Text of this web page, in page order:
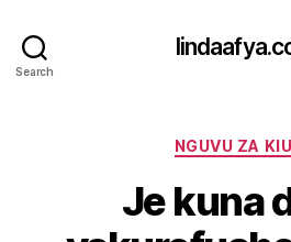
Search
NGUVU ZA
Je kuna